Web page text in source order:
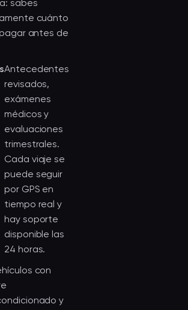
sabes
cuánto
antes de
Antecedentes
revisados,
exámenes
médicos y
evaluaciones
trimestrales.
Cada viaje se
puede seguir
por GPS en
tiempo real y
hay soporte
disponible las
24 horas.
con
y